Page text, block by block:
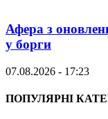
Афера з
у борги
07.08.2026 - 17:23
ПОПУЛЯРНІ